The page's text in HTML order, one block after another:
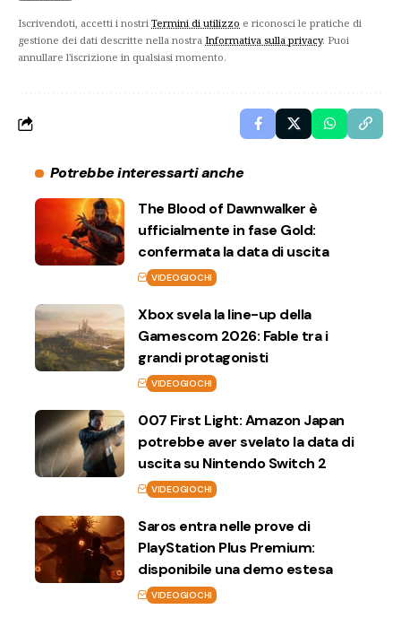
Iscrivendoti, accetti i nostri Termini di utilizzo e riconosci le pratiche di
gestione dei dati descritte nella nostra Informativa sulla privacy. Puoi
annullare l'iscrizione in qualsiasi momento.
Potrebbe interessarti anche
The Blood of Dawnwalker è
ufficialmente in fase Gold:
confermata la data di uscita
VIDEOGIOCHI
Xbox svela la line-up della
Gamescom 2026: Fable tra i
grandi protagonisti
VIDEOGIOCHI
007 First Light: Amazon Japan
potrebbe aver svelato la data di
uscita su Nintendo Switch 2
VIDEOGIOCHI
Saros entra nelle prove di
PlayStation Plus Premium:
disponibile una demo estesa
VIDEOGIOCHI